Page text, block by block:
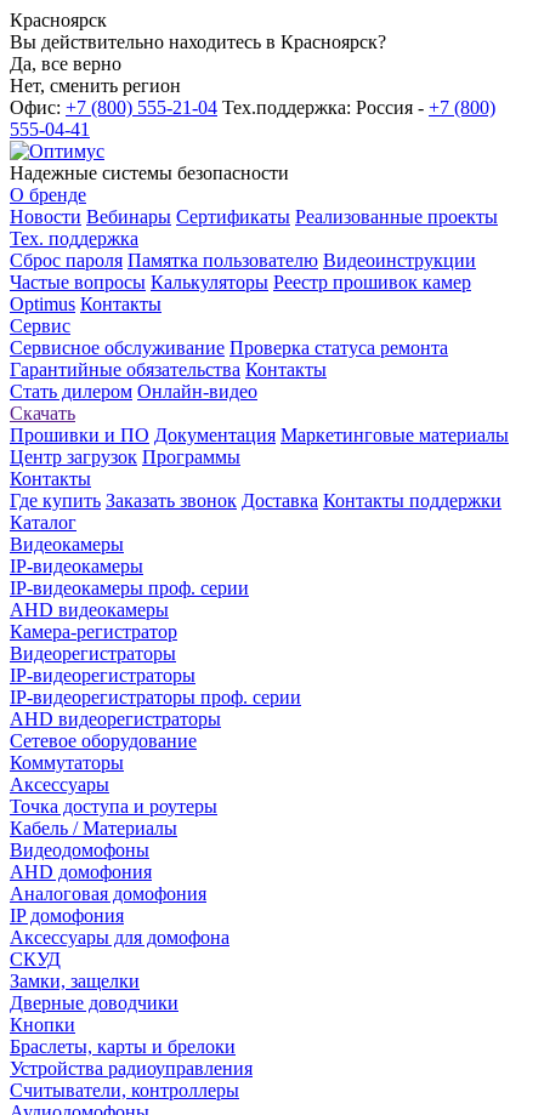
Красноярск
Вы действительно находитесь в Красноярск?
Да, все верно
Нет, сменить регион
Офис: +7 (800) 555-21-04 Тех.поддержка: Россия - +7 (800)
555-04-41
Надежные системы безопасности
О бренде
Новости Вебинары Сертификаты Реализованные проекты
Тех. поддержка
Сброс пароля Памятка пользователю Видеоинструкции
Частые вопросы Калькуляторы Реестр прошивок камер
Optimus Контакты
Сервис
Сервисное обслуживание Проверка статуса ремонта
Гарантийные обязательства Контакты
Стать дилером Онлайн-видео
Скачать
Прошивки и ПО Документация Маркетинговые материалы
Центр загрузок Программы
Контакты
Где купить Заказать звонок Доставка Контакты поддержки
Каталог
Видеокамеры
IP-видеокамеры
IP-видеокамеры проф. серии
AHD видеокамеры
Камера-регистратор
Видеорегистраторы
IP-видеорегистраторы
IP-видеорегистраторы проф. серии
AHD видеорегистраторы
Сетевое оборудование
Коммутаторы
Аксессуары
Точка доступа и роутеры
Кабель / Материалы
Видеодомофоны
AHD домофония
Аналоговая домофония
IP домофония
Аксессуары для домофона
СКУД
Замки, защелки
Дверные доводчики
Кнопки
Браслеты, карты и брелоки
Устройства радиоуправления
Считыватели, контроллеры